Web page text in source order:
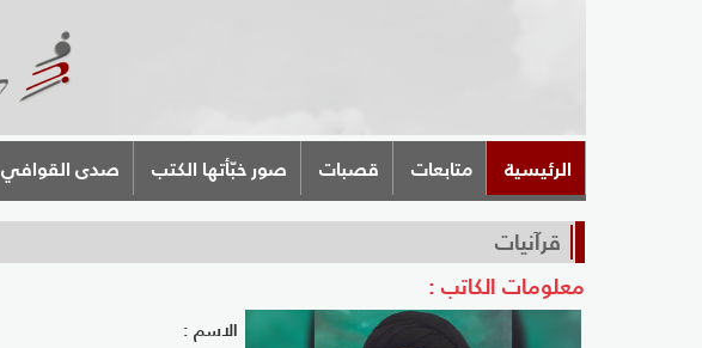
الرئيسية متابعات قصبات صور خبّأتها الكتب صدى القوافي
قرآنيات
معلومات الكاتب :
الاسم :